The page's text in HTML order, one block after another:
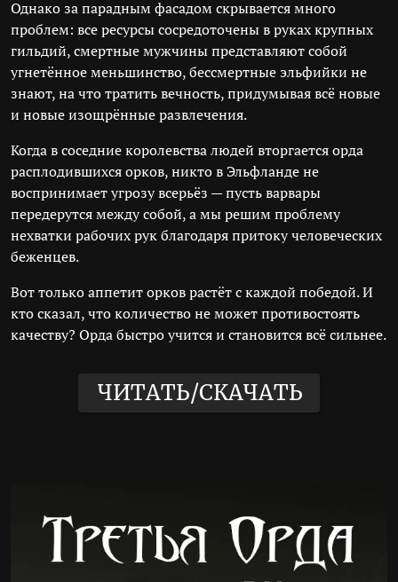
Однако за парадным фасадом скрывается много
проблем: все ресурсы сосредоточены в руках крупных
гильдий, смертные мужчины представляют собой
угнетённое меньшинство, бессмертные эльфийки не
знают, на что тратить вечность, придумывая всё новые
и новые изощрённые развлечения.
Когда в соседние королевства людей вторгается орда
расплодившихся орков, никто в Эльфланде не
воспринимает угрозу всерьёз — пусть варвары
передерутся между собой, а мы решим проблему
нехватки рабочих рук благодаря притоку человеческих
беженцев.
Вот только аппетит орков растёт с каждой победой. И
кто сказал, что количество не может противостоять
качеству? Орда быстро учится и становится всё сильнее.
ЧИТАТЬ/СКАЧАТЬ